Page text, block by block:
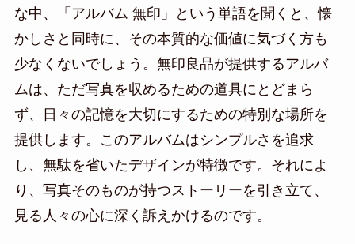
な中、「アルバム 無印」という単語を聞くと、懐
かしさと同時に、その本質的な価値に気づく方も
少なくないでしょう。無印良品が提供するアルバ
ムは、ただ写真を収めるための道具にとどまら
ず、日々の記憶を大切にするための特別な場所を
提供します。このアルバムはシンプルさを追求
し、無駄を省いたデザインが特徴です。それによ
り、写真そのものが持つストーリーを引き立て、
見る人々の心に深く訴えかけるのです。